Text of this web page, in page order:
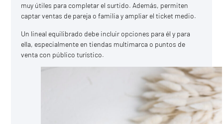
muy útiles para completar el surtido. Además, permiten
captar ventas de pareja o familia y ampliar el ticket medio.
Un lineal equilibrado debe incluir opciones para él y para
ella, especialmente en tiendas multimarca o puntos de
venta con público turístico.